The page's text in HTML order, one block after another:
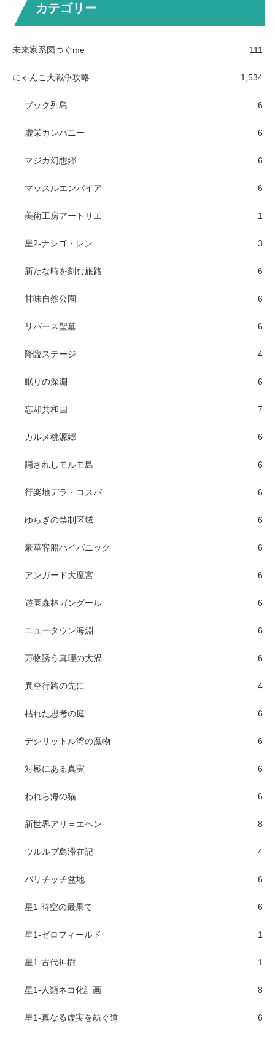
カテゴリー
未来家系図つぐme 111
にゃんこ大戦争攻略 1,534
ブック列島 6
虚栄カンパニー 6
マジカ幻想郷 6
マッスルエンパイア 6
美術工房アートリエ 1
星2-ナシゴ・レン 3
新たな時を刻む旅路 6
甘味自然公園 6
リバース聖墓 6
降臨ステージ 4
眠りの深淵 6
忘却共和国 7
カルメ桃源郷 6
隠されしモルモ島 6
行楽地デラ・コスパ 6
ゆらぎの禁制区域 6
豪華客船ハイパニック 6
アンガード大魔宮 6
遊園森林ガングール 6
ニュータウン海淵 6
万物誘う真理の大渦 6
異空行路の先に 4
枯れた思考の庭 6
デシリットル湾の魔物 6
対極にある真実 6
われら海の猫 6
新世界アリ＝エヘン 8
ウルルブ島滞在記 4
バリチッチ盆地 6
星1-時空の最果て 6
星1-ゼロフィールド 1
星1-古代神樹 1
星1-人類ネコ化計画 8
星1-真なる虚実を紡ぐ道 6